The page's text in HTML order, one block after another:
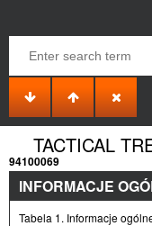
TACTICAL
94100069
INFORMACJE
Tabela 1. Informacje